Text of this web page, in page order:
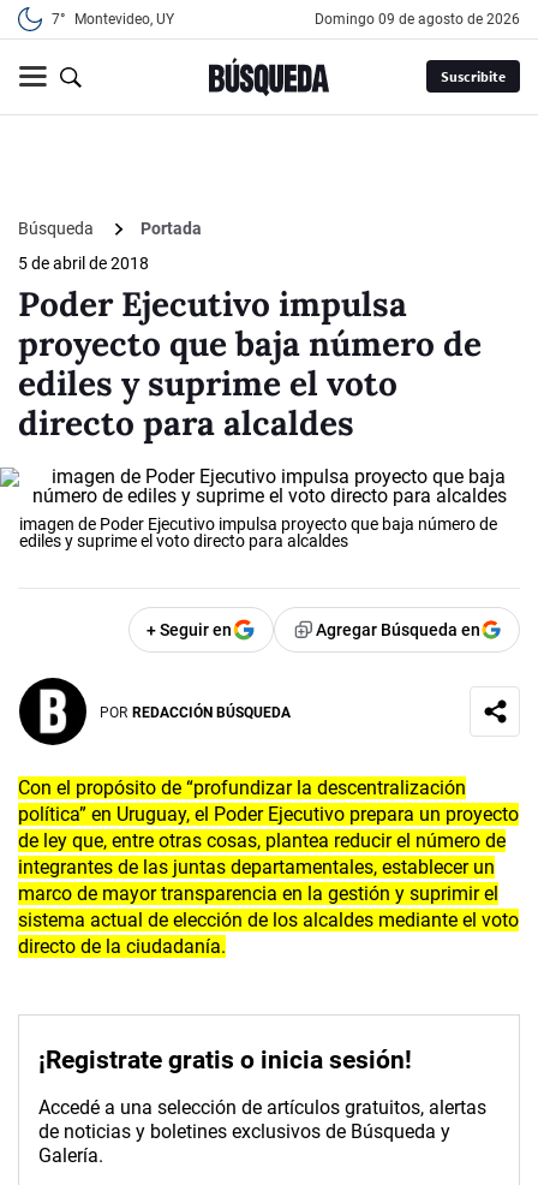
7° Montevideo, UY domingo 09 de agosto de 2026
Suscribite
Búsqueda
Portada
5 de abril de 2018
Poder Ejecutivo impulsa
proyecto que baja número de
ediles y suprime el voto
directo para alcaldes
imagen de Poder Ejecutivo impulsa proyecto que baja número de
ediles y suprime el voto directo para alcaldes
+ Seguir en Agregar Búsqueda en
POR REDACCIÓN BÚSQUEDA
Con el propósito de “profundizar la descentralización
política” en Uruguay, el Poder Ejecutivo prepara un proyecto
de ley que, entre otras cosas, plantea reducir el número de
integrantes de las juntas departamentales, establecer un
marco de mayor transparencia en la gestión y suprimir el
sistema actual de elección de los alcaldes mediante el voto
directo de la ciudadanía.
¡Registrate gratis o inicia sesión!
Accedé a una selección de artículos gratuitos, alertas
de noticias y boletines exclusivos de Búsqueda y
Galería.